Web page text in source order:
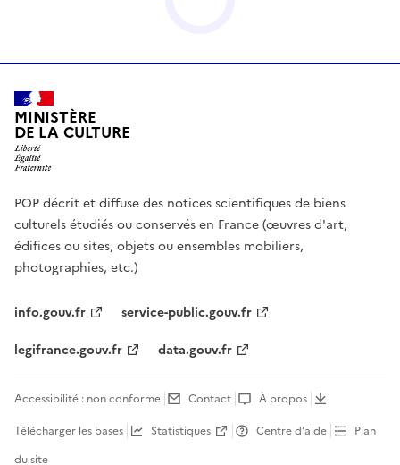
MINISTÈRE
DE LA CULTURE
POP décrit et diffuse des notices scientifiques de biens
culturels étudiés ou conservés en France (œuvres d'art,
édifices ou sites, objets ou ensembles mobiliers,
photographies, etc.)
info.gouv.fr
service-public.gouv.fr
legifrance.gouv.fr
data.gouv.fr
Accessibilité : non conforme Contact
À propos
Télécharger les bases
Statistiques Centre d’aide
Plan
du site